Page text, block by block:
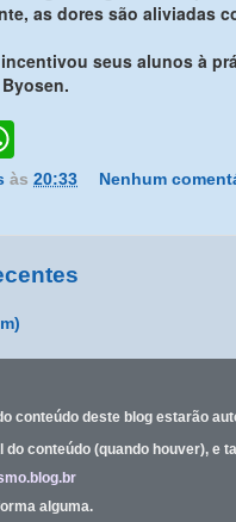
as dores são aliviadas
seus alunos à
t
às 20:33
Nenhum
conteúdo deste blog estarão
do conteúdo (quando houver), e
alguma.